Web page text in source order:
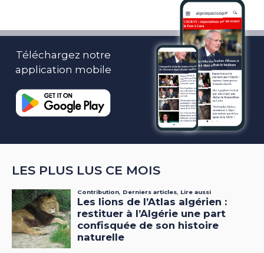
Téléchargez notre
application mobile
LES PLUS LUS CE MOIS